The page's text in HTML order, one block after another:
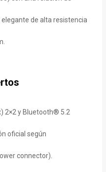
de alta resistencia
2×2 y Bluetooth® 5.2
oficial según
connector).